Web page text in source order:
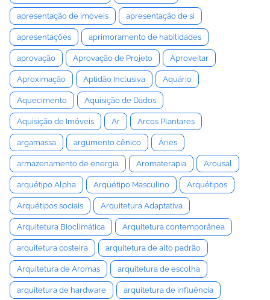
apresentação de imóveis apresentação de si
apresentações aprimoramento de habilidades
aprovação Aprovação de Projeto Aproveitar
Aproximação Aptidão Inclusiva Aquário
Aquecimento Aquisição de Dados
Aquisição de Imóveis Ar Arcos Plantares
argamassa argumento cênico Áries
armazenamento de energia Aromaterapia Arousal
arquétipo Alpha Arquétipo Masculino Arquétipos
Arquétipos sociais Arquitetura Adaptativa
Arquitetura Bioclimática Arquitetura contemporânea
arquitetura costeira arquitetura de alto padrão
Arquitetura de Aromas arquitetura de escolha
arquitetura de hardware arquitetura de influência